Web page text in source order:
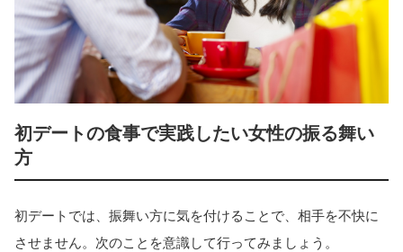
初デートの食事で実践したい女性の振る舞い
方
初デートでは、振舞い方に気を付けることで、相手を不快に
させません。次のことを意識して行ってみましょう。